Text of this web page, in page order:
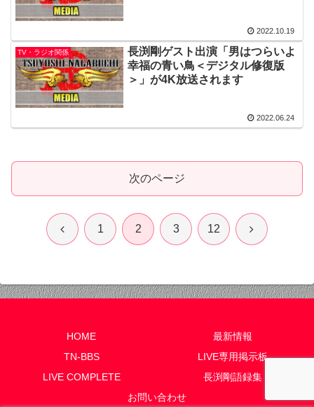
2022.10.19
TV・ラジオ関係
長渕剛ゲスト出演「男はつらいよ
幸福の青い鳥＜デジタル修復版
＞」が4K放送されます
2022.06.24
次のページ
前 1 2 3 12 次
HOME
最新情報
TN-BBS
LIVE専用掲示板
LIVE COMPLETE
長渕剛語録集
お問い合わせ